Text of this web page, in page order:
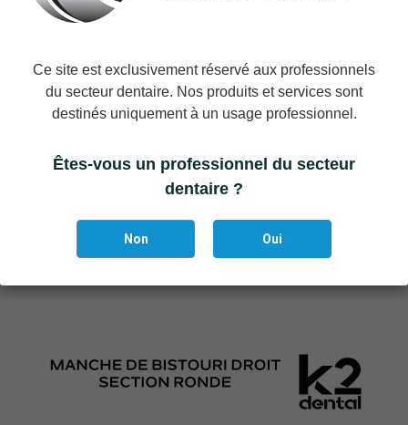
Marque
Swann-Morton
Référence
SWANN-MORTON-ST11-0203
EAN-13
Vous aimerez aussi
Ce site est exclusivement réservé aux professionnels
du secteur dentaire. Nos produits et services sont
destinés uniquement à un usage professionnel.
Êtes-vous un professionnel du secteur
dentaire ?
Non Oui